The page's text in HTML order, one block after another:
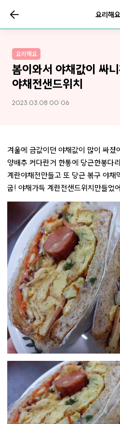
요리해요
요리해요
봄이와서 야채값이 싸
야채전샌드위치
2023.03.08 00:06
겨울에 금값이던 야채값이 많이 싸졌
양배추 커다란거 한통에 당근한봉다
계란야채전만들고 또 당근 볶구 야채
굽! 야채가득 계란전샌드위치만들었